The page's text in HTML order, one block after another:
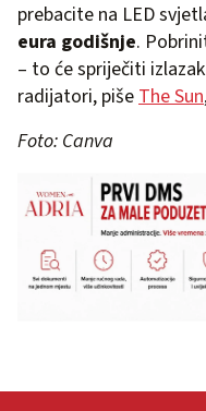
prebacite na LED
eura godišnje.
– to će spriječiti
radijatori, pišeThe Sun
Foto: Canva